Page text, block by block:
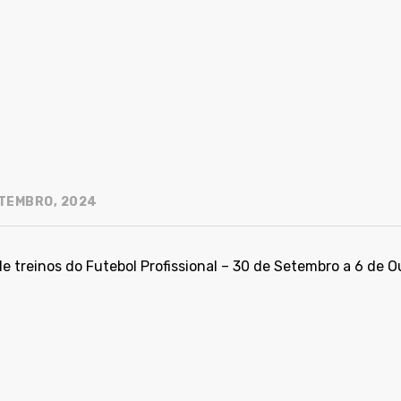
2024
treinos do Futebol Profissional – 30 de Setembro a 6 de